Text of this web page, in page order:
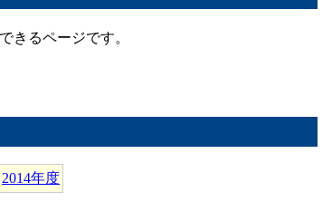
きるページです。
2014年度